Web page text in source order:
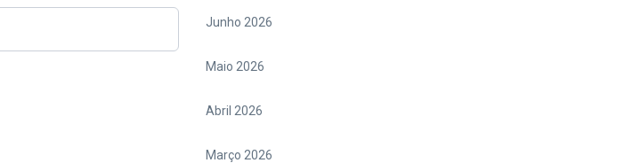
Junho 2026
Maio 2026
Abril 2026
Março 2026